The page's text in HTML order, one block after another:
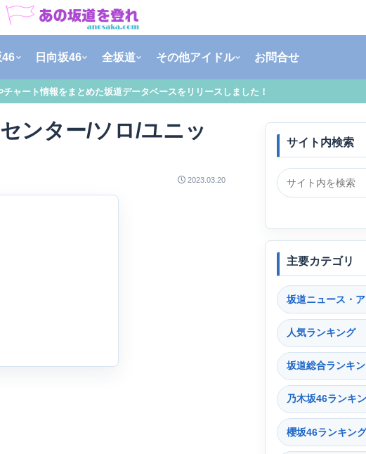
46 日向坂46 全坂道 その他アイドル お問合せ
ャート情報をまとめた坂道データベースをリリースしました！
ンター/ソロ/ユニッ
2023.03.20
サイト内検索
主要カテゴリ
坂道ニュース・
人気ランキング
坂道総合ランキ
乃木坂46ランキ
櫻坂46ランキング